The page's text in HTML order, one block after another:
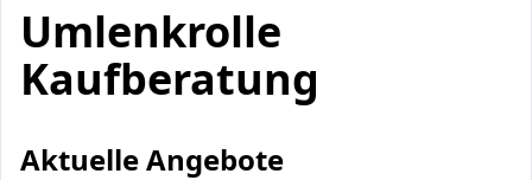
Umlenkrolle
Kaufberatung
Aktuelle Angebote